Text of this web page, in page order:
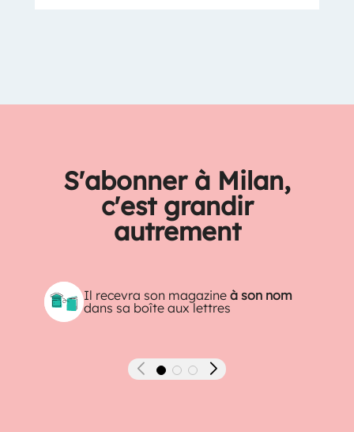
S'abonner à Milan,
c'est grandir
autrement
Il recevra son magazineà son nom
dans sa boîte aux lettres
Précédent Suivant